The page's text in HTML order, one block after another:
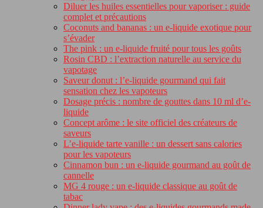
Diluer les huiles essentielles pour vaporiser : guide
complet et précautions
Coconuts and bananas : un e-liquide exotique pour
s’évader
The pink : un e-liquide fruité pour tous les goûts
Rosin CBD : l’extraction naturelle au service du
vapotage
Saveur donut : l’e-liquide gourmand qui fait
sensation chez les vapoteurs
Dosage précis : nombre de gouttes dans 10 ml d’e-
liquide
Concept arôme : le site officiel des créateurs de
saveurs
L’e-liquide tarte vanille : un dessert sans calories
pour les vapoteurs
Cinnamon bun : un e-liquide gourmand au goût de
cannelle
MG 4 rouge : un e-liquide classique au goût de
tabac